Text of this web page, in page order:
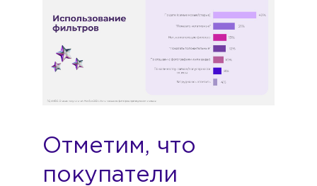
Отметим, что
покупатели